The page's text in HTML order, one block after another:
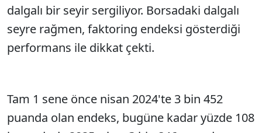
dalgalı bir seyir sergiliyor. Borsadaki dalgalı
seyre rağmen, faktoring endeksi gösterdiği
performans ile dikkat çekti.
Tam 1 sene önce nisan 2024'te 3 bin 452
puanda olan endeks, bugüne kadar yüzde 108